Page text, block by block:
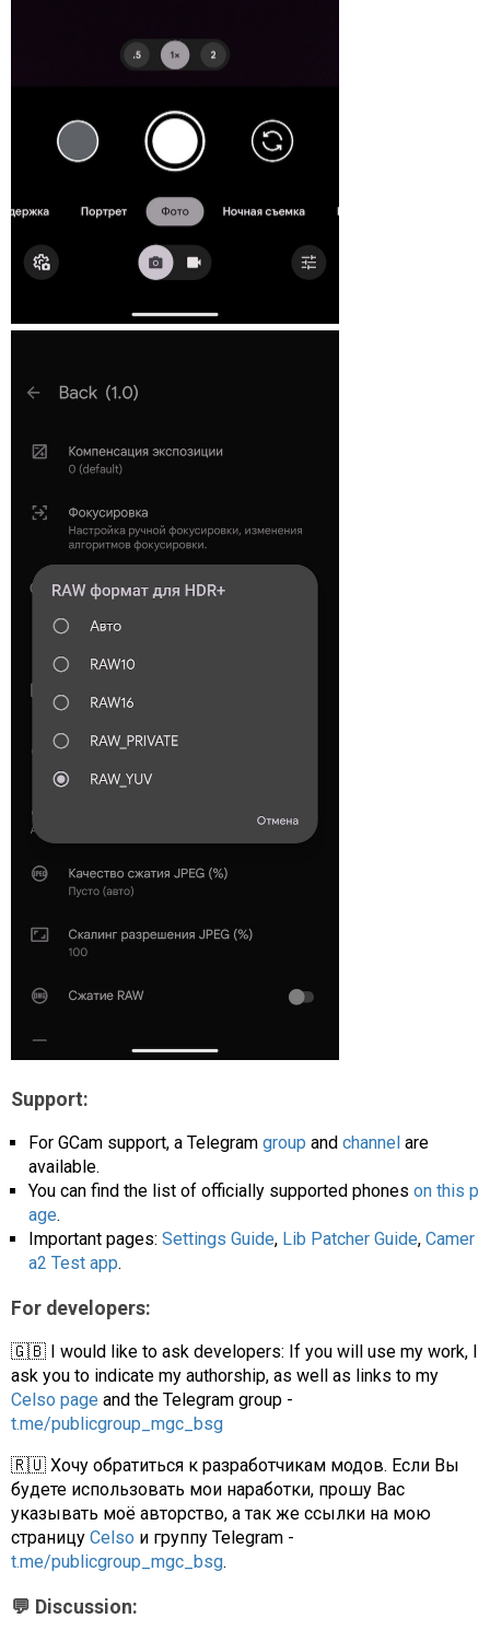
Support:
For GCam support, a Telegram group and channel are
available.
You can find the list of officially supported phones on this p
age.
Important pages: Settings Guide, Lib Patcher Guide, Camer
a2 Test app.
For developers:
🇬🇧 I would like to ask developers: If you will use my work, I
ask you to indicate my authorship, as well as links to my
Celso page and the Telegram group -
t.me/publicgroup_mgc_bsg
🇷🇺 Хочу обратиться к разработчикам модов. Если Вы
будете использовать мои наработки, прошу Вас
указывать моё авторство, а так же ссылки на мою
страницу Celso и группу Telegram -
t.me/publicgroup_mgc_bsg.
💬 Discussion: